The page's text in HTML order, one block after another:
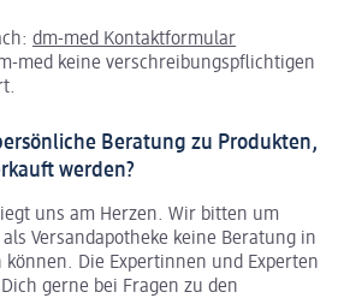
dm-med Kontaktformular
med keine verschreibungspflichtigen
Beratung zu Produkten,
werden?
uns am Herzen. Wir bitten um
Versandapotheke keine Beratung in
können. Die Expertinnen und Experten
gerne bei Fragen zu den